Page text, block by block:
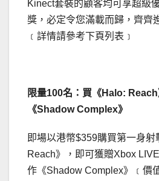
Kinect套裝的顧客均可享超級
獎，必定令您滿載而歸，齊齊
﹝詳情請參考下頁列表﹞
限量100名：買《Halo:
《Shadow Complex》
即場以港幣$359購買第一身射
Reach》，即可獲贈Xbox
作《Shadow Complex》﹝價